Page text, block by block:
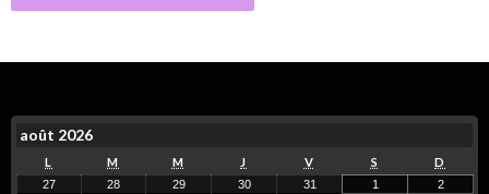
août 2026
L M M J V S D
27 28 29 30 31 1
2